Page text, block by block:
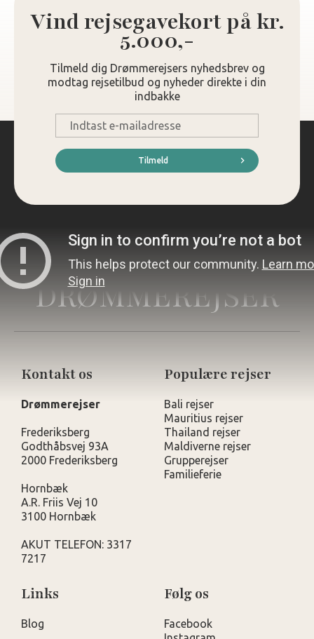
Vind rejsegavekort på kr.
5.000,-
Tilmeld dig Drømmerejsers nyhedsbrev og
modtag rejsetilbud og nyheder direkte i din
indbakke
mail
*
Tilmeld
DRØMMEREJSER
Kontakt os
Drømmerejser
Frederiksberg
Godthåbsvej 93A
2000 Frederiksberg
Hornbæk
A.R. Friis Vej 10
3100 Hornbæk
AKUT TELEFON: 3317
7217
Populære rejser
Bali rejser
Mauritius rejser
Thailand rejser
Maldiverne rejser
Grupperejser
Familieferie
Links
Blog
Følg os
Facebook